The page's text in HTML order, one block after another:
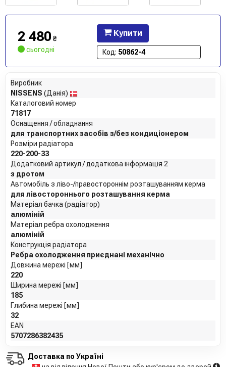
2 480 ₴
сьогодні
Купити
Код: 50862-4
Виробник
NISSENS (Данія)
Каталоговий номер
71817
Оснащення / обладнання
для транспортних засобів з/без кондиціонером
Розміри радіатора
220-200-33
Додатковий артикул / додаткова інформація 2
з дротом
Автомобіль з ліво-/правостороннім розташуванням керма
для лівостороннього розташування керма
Матеріал бачка (радіатор)
алюміній
Матеріал ребра охолодження
алюміній
Конструкція радіатора
Ребра охолодження приєднані механічно
Довжина мережі [мм]
220
Ширина мережі [мм]
185
Глибина мережі [мм]
32
EAN
5707286382435
Доставка по Україні